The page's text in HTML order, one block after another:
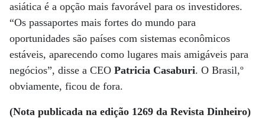
asiática é a opção mais favorável para os investidores.
“Os passaportes mais fortes do mundo para
oportunidades são países com sistemas econômicos
estáveis, aparecendo como lugares mais amigáveis para
negócios”, disse a CEO Patricia Casaburi. O Brasil,º
obviamente, ficou de fora.
(Nota publicada na edição 1269 da Revista Dinheiro)